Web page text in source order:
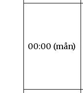
00:00 (mån)